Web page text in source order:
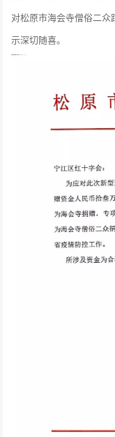
对松原市海会寺僧俗二众
示深切随喜。